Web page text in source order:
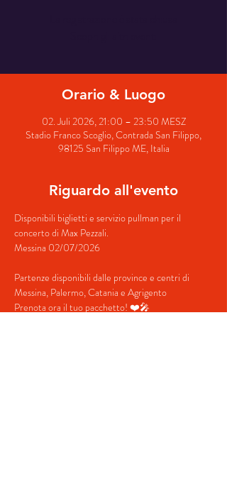
Orario & Luogo
02. Juli 2026, 21:00 – 23:50 MESZ
Stadio Franco Scoglio, Contrada San Filippo,
98125 San Filippo ME, Italia
Riguardo all'evento
Disponibili biglietti e servizio pullman per il
concerto di Max Pezzali.
Messina 02/07/2026
Partenze disponibili dalle province e centri di
Messina, Palermo, Catania e Agrigento
Prenota ora il tuo pacchetto! ❤️🎤